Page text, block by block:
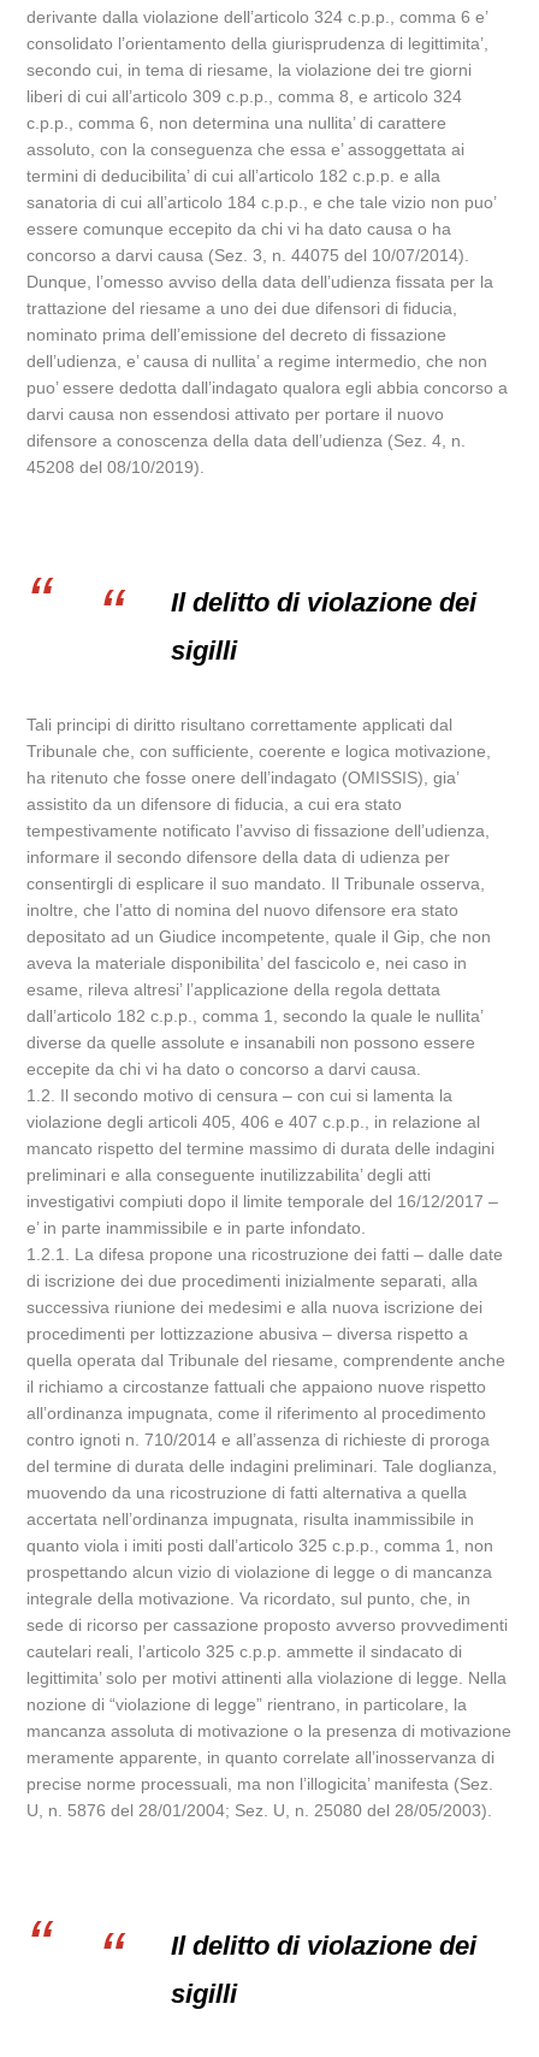
derivante dalla violazione dell’articolo 324 c.p.p., comma 6 e’
consolidato l’orientamento della giurisprudenza di legittimita’,
secondo cui, in tema di riesame, la violazione dei tre giorni
liberi di cui all’articolo 309 c.p.p., comma 8, e articolo 324
c.p.p., comma 6, non determina una nullita’ di carattere
assoluto, con la conseguenza che essa e’ assoggettata ai
termini di deducibilita’ di cui all’articolo 182 c.p.p. e alla
sanatoria di cui all’articolo 184 c.p.p., e che tale vizio non puo’
essere comunque eccepito da chi vi ha dato causa o ha
concorso a darvi causa (Sez. 3, n. 44075 del 10/07/2014).
Dunque, l’omesso avviso della data dell’udienza fissata per la
trattazione del riesame a uno dei due difensori di fiducia,
nominato prima dell’emissione del decreto di fissazione
dell’udienza, e’ causa di nullita’ a regime intermedio, che non
puo’ essere dedotta dall’indagato qualora egli abbia concorso a
darvi causa non essendosi attivato per portare il nuovo
difensore a conoscenza della data dell’udienza (Sez. 4, n.
45208 del 08/10/2019).
Il delitto di violazione dei
sigilli
Tali principi di diritto risultano correttamente applicati dal
Tribunale che, con sufficiente, coerente e logica motivazione,
ha ritenuto che fosse onere dell’indagato (OMISSIS), gia’
assistito da un difensore di fiducia, a cui era stato
tempestivamente notificato l’avviso di fissazione dell’udienza,
informare il secondo difensore della data di udienza per
consentirgli di esplicare il suo mandato. Il Tribunale osserva,
inoltre, che l’atto di nomina del nuovo difensore era stato
depositato ad un Giudice incompetente, quale il Gip, che non
aveva la materiale disponibilita’ del fascicolo e, nei caso in
esame, rileva altresi’ l’applicazione della regola dettata
dall’articolo 182 c.p.p., comma 1, secondo la quale le nullita’
diverse da quelle assolute e insanabili non possono essere
eccepite da chi vi ha dato o concorso a darvi causa.
1.2. Il secondo motivo di censura – con cui si lamenta la
violazione degli articoli 405, 406 e 407 c.p.p., in relazione al
mancato rispetto del termine massimo di durata delle indagini
preliminari e alla conseguente inutilizzabilita’ degli atti
investigativi compiuti dopo il limite temporale del 16/12/2017 –
e’ in parte inammissibile e in parte infondato.
1.2.1. La difesa propone una ricostruzione dei fatti – dalle date
di iscrizione dei due procedimenti inizialmente separati, alla
successiva riunione dei medesimi e alla nuova iscrizione dei
procedimenti per lottizzazione abusiva – diversa rispetto a
quella operata dal Tribunale del riesame, comprendente anche
il richiamo a circostanze fattuali che appaiono nuove rispetto
all’ordinanza impugnata, come il riferimento al procedimento
contro ignoti n. 710/2014 e all’assenza di richieste di proroga
del termine di durata delle indagini preliminari. Tale doglianza,
muovendo da una ricostruzione di fatti alternativa a quella
accertata nell’ordinanza impugnata, risulta inammissibile in
quanto viola i imiti posti dall’articolo 325 c.p.p., comma 1, non
prospettando alcun vizio di violazione di legge o di mancanza
integrale della motivazione. Va ricordato, sul punto, che, in
sede di ricorso per cassazione proposto avverso provvedimenti
cautelari reali, l’articolo 325 c.p.p. ammette il sindacato di
legittimita’ solo per motivi attinenti alla violazione di legge. Nella
nozione di “violazione di legge” rientrano, in particolare, la
mancanza assoluta di motivazione o la presenza di motivazione
meramente apparente, in quanto correlate all’inosservanza di
precise norme processuali, ma non l’illogicita’ manifesta (Sez.
U, n. 5876 del 28/01/2004; Sez. U, n. 25080 del 28/05/2003).
Il delitto di violazione dei
sigilli